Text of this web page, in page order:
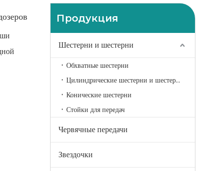
Продукция
Шестерни и шестерни
Обхватные шестерни
Цилиндрические шестерни и шестерни
Конические шестерни
Стойки для передач
Червячные передачи
Звездочки